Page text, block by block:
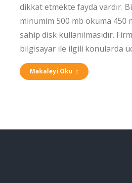
dikkat etmekte fayda vardır.
minumim 500 mb okuma 450
sahip disk kullanılmasıdır.
bilgisayar ile ilgili konularda
Makaleyi Oku